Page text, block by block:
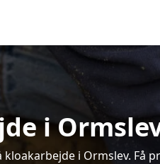
i
i Ormslev. Få